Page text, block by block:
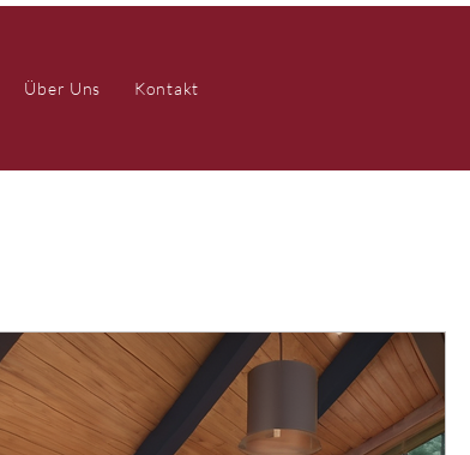
Über Uns Kontakt